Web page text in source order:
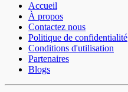
Accueil
À propos
Contactez nous
Politique de confidentialité
Conditions d'utilisation
Partenaires
Blogs